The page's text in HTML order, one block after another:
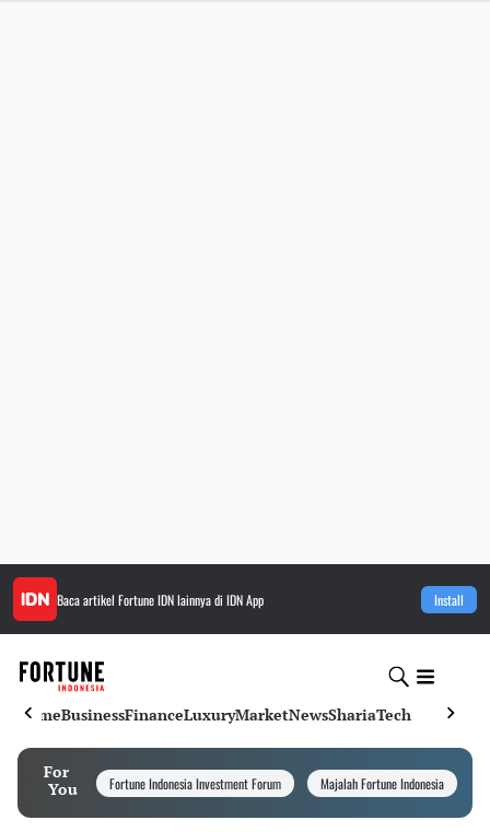
Baca artikel Fortune IDNlainnya di IDN App Install
HomeBusinessFinanceLuxuryMarketNewsShariaTech
For
You
Fortune Indonesia Investment Forum Majalah Fortune Indonesia